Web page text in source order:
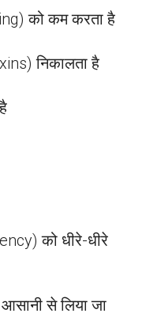
को कम करता है
निकालता है
को धीरे-धीरे
से लिया जा